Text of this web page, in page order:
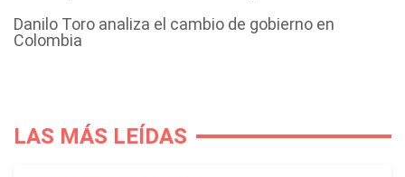
Danilo Toro analiza el cambio de gobierno en
Colombia
LAS MÁS LEÍDAS